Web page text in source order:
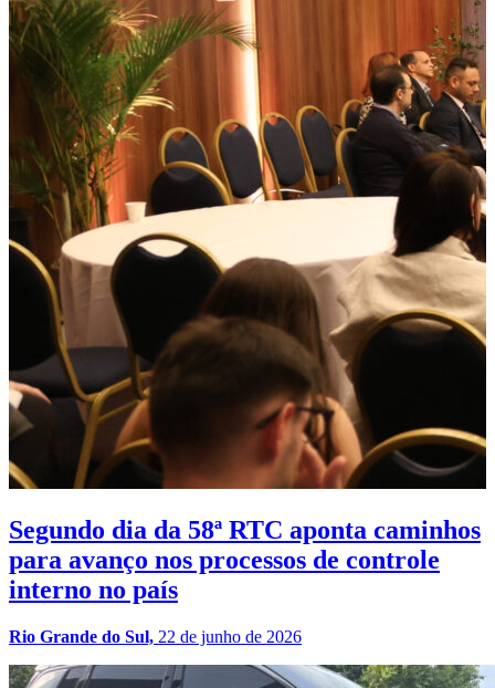
Segundo dia da 58ª RTC aponta caminhos
para avanço nos processos de controle
interno no país
Rio Grande do Sul, 22 de junho de 2026